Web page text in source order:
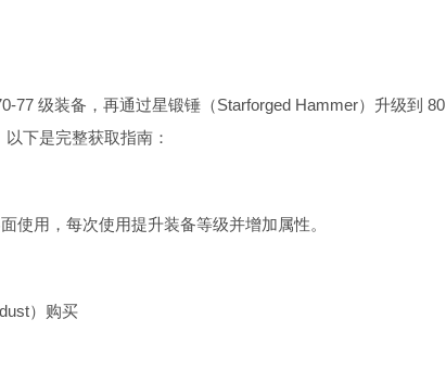
77 级装备，再通过星锻锤（Starforged Hammer）升级到 80
下是完整获取指南：
使用，每次使用提升装备等级并增加属性。
）购买